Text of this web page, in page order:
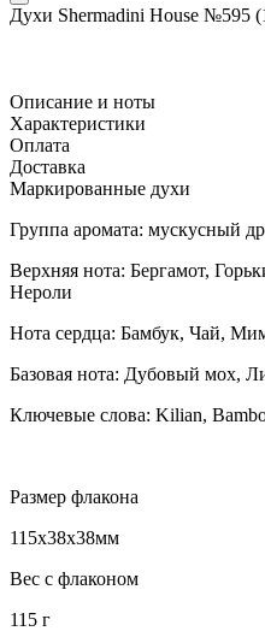
Духи Shermadini House №595
Описание и ноты
Характеристики
Оплата
Доставка
Маркированные духи
Группа аромата: мускусный
Верхняя нота: Бергамот,
Нероли
Нота сердца: Бамбук, Чай,
Базовая нота: Дубовый мох,
Ключевые слова: Kilian,
Размер флакона
115x38x38мм
Вес с флаконом
115 г